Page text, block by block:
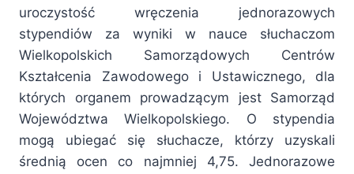
uroczystość wręczenia jednorazowych
stypendiów za wyniki w nauce słuchaczom
Wielkopolskich Samorządowych Centrów
Kształcenia Zawodowego i Ustawicznego, dla
których organem prowadzącym jest Samorząd
Województwa Wielkopolskiego. O stypendia
mogą ubiegać się słuchacze, którzy uzyskali
średnią ocen co najmniej 4,75. Jednorazowe